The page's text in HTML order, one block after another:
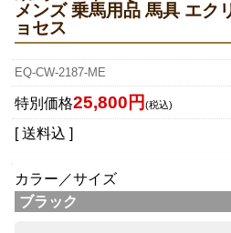
メンズ 乗馬用品 馬具 エク
ョセス
EQ-CW-2187-ME
特別価格25,800円 (税込)
[ 送料込 ]
カラー／サイズ
ブラック